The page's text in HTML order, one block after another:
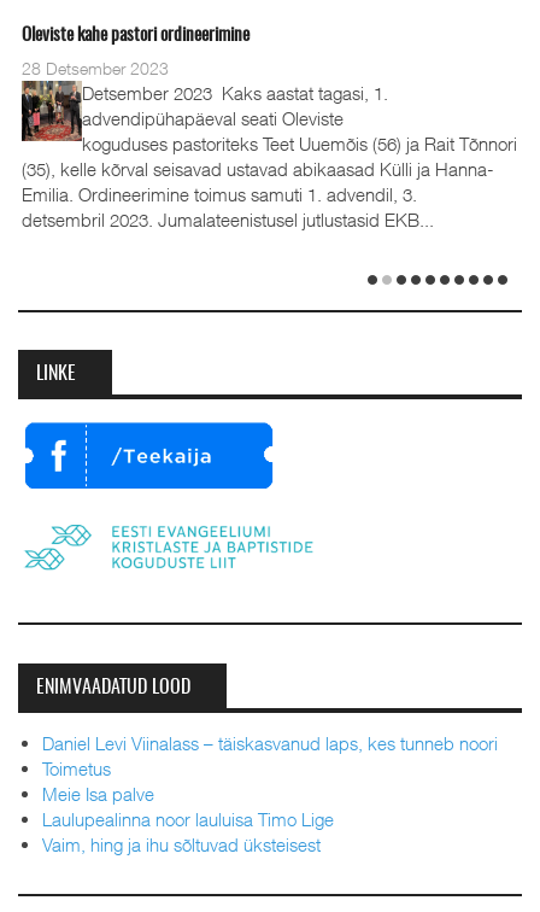
Oleviste kahe pastori ordineerimine
28 Detsember 2023
Detsember 2023 Kaks aastat tagasi, 1.
advendipühapäeval seati Oleviste
koguduses pastoriteks Teet Uuemõis (56) ja Rait Tõnnori
(35), kelle kõrval seisavad ustavad abikaasad Külli ja Hanna-
Emilia. Ordineerimine toimus samuti 1. advendil, 3.
detsembril 2023. Jumalateenistusel jutlustasid EKB...
LINKE
ENIMVAADATUD LOOD
Daniel Levi Viinalass – täiskasvanud laps, kes tunneb noori
Toimetus
Meie Isa palve
Laulupealinna noor lauluisa Timo Lige
Vaim, hing ja ihu sõltuvad üksteisest